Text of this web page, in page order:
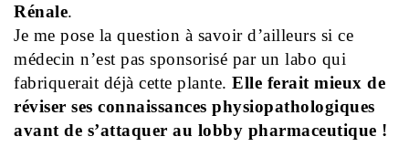
Rénale.
Je me pose la question à savoir d’ailleurs si ce
médecin n’est pas sponsorisé par un labo qui
fabriquerait déjà cette plante. Elle ferait mieux de
réviser ses connaissances physiopathologiques
avant de s’attaquer au lobby pharmaceutique !